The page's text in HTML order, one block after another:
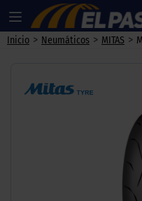
Inicio > Neumáticos > MITAS >